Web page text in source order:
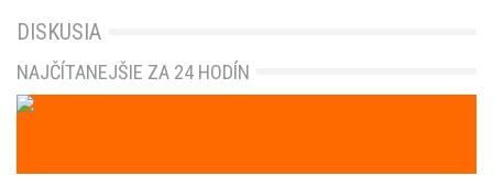
DISKUSIA
NAJČÍTANEJŠIE ZA 24 HODÍN